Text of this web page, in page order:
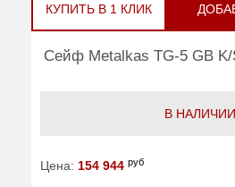
КУПИТЬ В 1 КЛИК
Сейф Metalkas TG-5 GB K/
В НАЛИЧИИ
Цена: 154 944 руб